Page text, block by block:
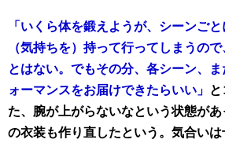
「いくら体を鍛えようが、シーンご
（気持ちを）持って行ってしまうの
とはない。でもその分、各シーン、
ォーマンスをお届けできたらいい」 と
た、腕が上がらないなという状態が
の衣装も作り直したという。気合いは